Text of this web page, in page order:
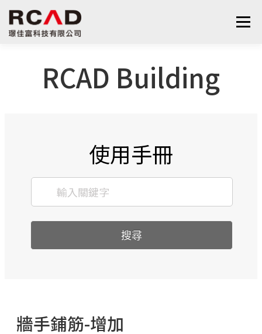
選單
算量服務
RCAD Building
使用手冊
搜尋
牆手鋪筋-增加